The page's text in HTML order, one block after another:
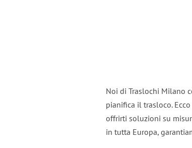
Noi di Traslochi Milano
pianifica il trasloco.
offrirti soluzioni su
in tutta Europa,